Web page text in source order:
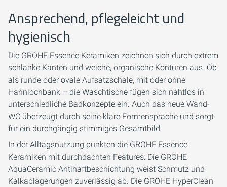
Ansprechend, pflegeleicht und
hygienisch
Die GROHE Essence Keramiken zeichnen sich durch extrem
schlanke Kanten und weiche, organische Konturen aus. Ob
als runde oder ovale Aufsatzschale, mit oder ohne
Hahnlochbank – die Waschtische fügen sich nahtlos in
unterschiedliche Badkonzepte ein. Auch das neue Wand-
WC überzeugt durch seine klare Formensprache und sorgt
für ein durchgängig stimmiges Gesamtbild.
In der Alltagsnutzung punkten die GROHE Essence
Keramiken mit durchdachten Features: Die GROHE
AquaCeramic Antihaftbeschichtung weist Schmutz und
Kalkablagerungen zuverlässig ab. Die GROHE HyperClean